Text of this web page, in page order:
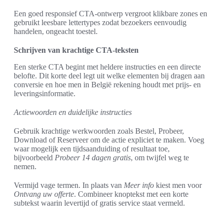
Een goed responsief CTA-ontwerp vergroot klikbare zones en
gebruikt leesbare lettertypes zodat bezoekers eenvoudig
handelen, ongeacht toestel.
Schrijven van krachtige CTA-teksten
Een sterke CTA begint met heldere instructies en een directe
belofte. Dit korte deel legt uit welke elementen bij dragen aan
conversie en hoe men in België rekening houdt met prijs- en
leveringsinformatie.
Actiewoorden en duidelijke instructies
Gebruik krachtige werkwoorden zoals Bestel, Probeer,
Download of Reserveer om de actie expliciet te maken. Voeg
waar mogelijk een tijdsaanduiding of resultaat toe,
bijvoorbeeld Probeer 14 dagen gratis, om twijfel weg te
nemen.
Vermijd vage termen. In plaats van Meer info kiest men voor
Ontvang uw offerte. Combineer knoptekst met een korte
subtekst waarin levertijd of gratis service staat vermeld.